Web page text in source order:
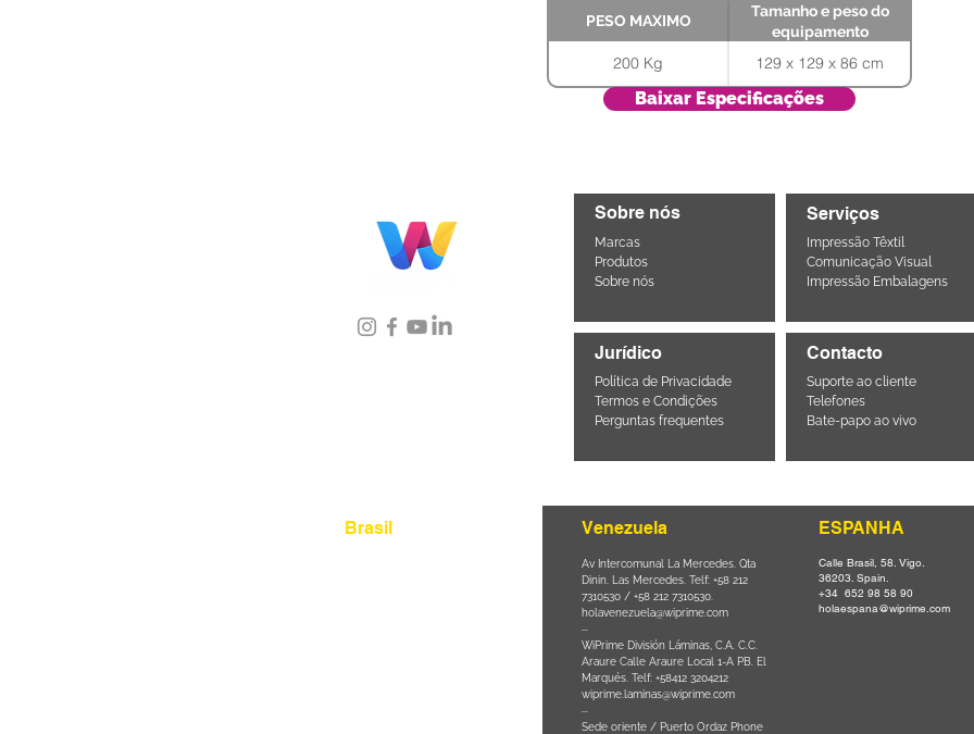
PESO MAXIMO
Tamanho e peso do
equipamento
200 Kg 129 x 129 x 86 cm
Baixar Especificações
Sobre nós
Marcas
Produtos
Sobre nós
Jurídico
Política de Privacidade
Termos e Condições
Perguntas frequentes
Serviços
Impressão Têxtil
Comunicação Visual
Impressão Embalagens
Contacto
Suporte ao cliente
Telefones
Bate-papo ao vivo
Brasil Venezuela
Av Intercomunal La Mercedes. Qta
Dinin. Las Mercedes. Telf: +58 212
7310530 / +58 212 7310530.
holavenezuela@wiprime.com
⏤
WiPrime División Láminas, C.A. C.C.
Araure Calle Araure Local 1-A PB. El
Marqués. Telf: +58412 3204212
wiprime.laminas@wiprime.com
⏤
Sede oriente / Puerto Ordaz Phone
ESPANHA
Calle Brasil, 58. Vigo.
36203. Spain.
+34 652 98 58 90
holaespana@wiprime.com